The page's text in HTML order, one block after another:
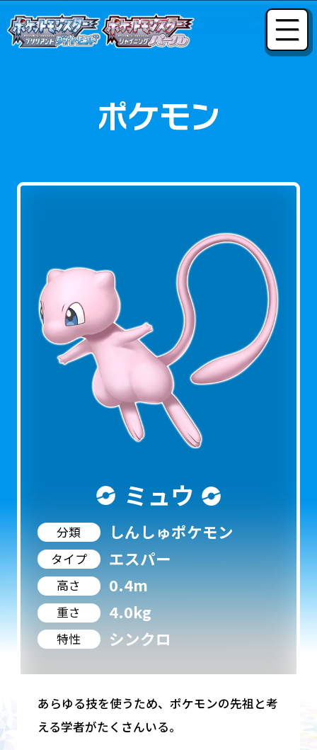
ミュウ
分類 しんしゅポケモン
タイプ エスパー
高さ 0.4m
重さ 4.0kg
特性 シンクロ
あらゆる技を使うため、ポケモンの先祖と考
える学者がたくさんいる。